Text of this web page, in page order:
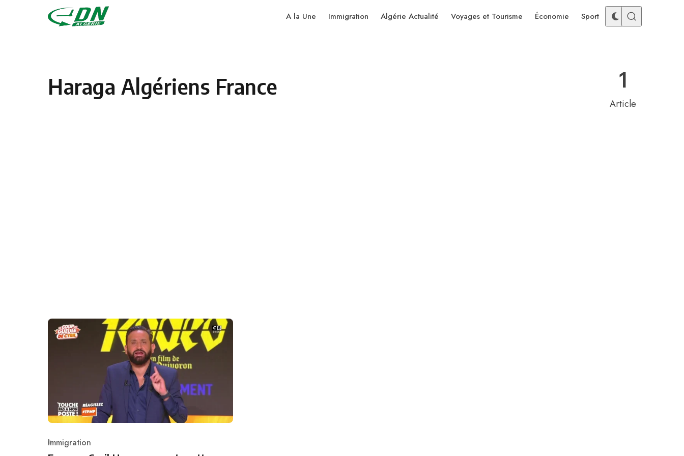
Skip to content
A la Une Immigration Algérie Actualité Voyages et Tourisme Économie Sport
Haraga Algériens France 1
Article
Category
Immigration